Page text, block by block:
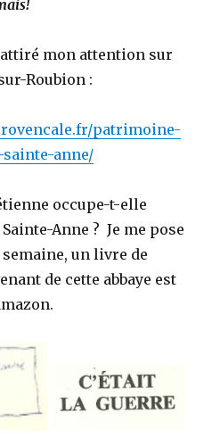
attiré mon attention sur
Roubion :
patrimoine-
anne/
occupe-t-elle
Anne ? Je me pose
un livre de
de cette abbaye est